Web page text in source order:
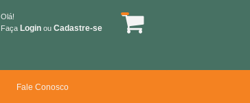
Olá!
Faça Login ou Cadastre-se
Fale Conosco